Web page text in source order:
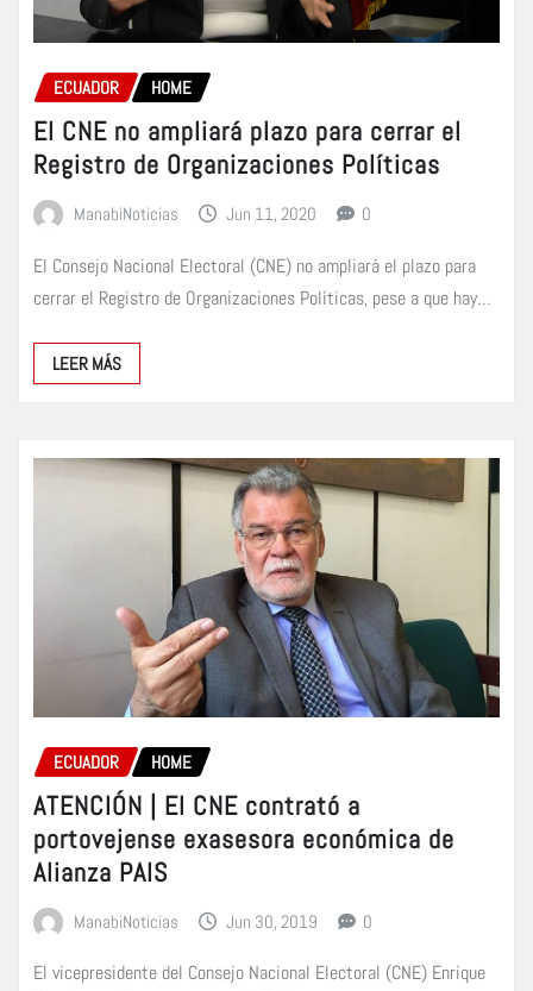
ECUADOR HOME
El CNE no ampliará plazo para cerrar el
Registro de Organizaciones Políticas
ManabiNoticias Jun 11, 2020 0
El Consejo Nacional Electoral (CNE) no ampliará el plazo para
cerrar el Registro de Organizaciones Políticas, pese a que hay…
LEER MÁS
ECUADOR HOME
ATENCIÓN | El CNE contrató a
portovejense exasesora económica de
Alianza PAIS
ManabiNoticias Jun 30, 2019 0
El vicepresidente del Consejo Nacional Electoral (CNE) Enrique